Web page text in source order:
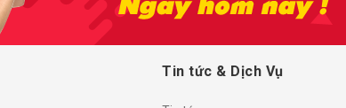
Tin tức & Dịch Vụ